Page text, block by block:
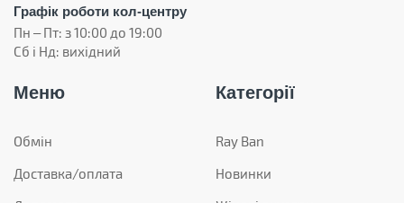
Графік роботи кол-центру
Пн – Пт: з 10:00 до 19:00
Сб і Нд: вихідний
Меню
Обмін
Доставка/оплата
Категорії
Ray Ban
Новинки